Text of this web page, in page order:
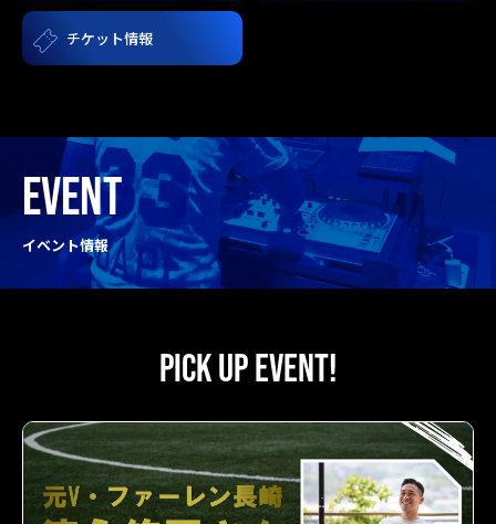
チケット情報
EVENT
イベント情報
PICK UP EVENT!